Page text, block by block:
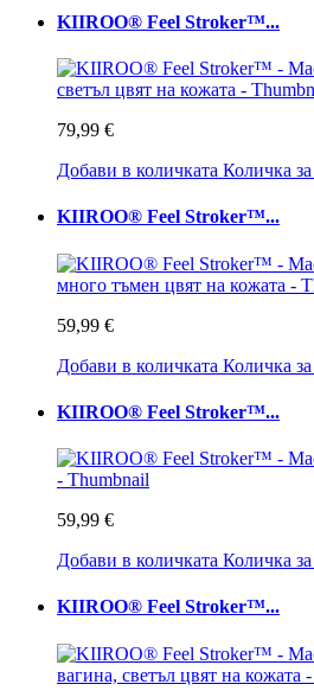
KIIROO® Feel Stroker™...
79,99 €
Добави в количката Количка
KIIROO® Feel Stroker™...
59,99 €
Добави в количката Количка
KIIROO® Feel Stroker™...
59,99 €
Добави в количката Количка
KIIROO® Feel Stroker™...